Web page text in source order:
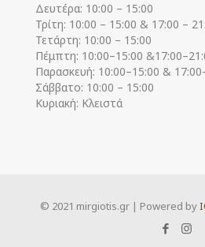
Δευτέρα: 10:00 – 15:00
Τρίτη: 10:00 – 15:00 & 17:00 –
Τετάρτη: 10:00 – 15:00
Πέμπτη: 10:00–15:00
Παρασκευή: 10:00–15:00 &
Σάββατο: 10:00 – 15:00
Κυριακή: Κλειστά
© 2021 mirgiotis.gr | Powered by